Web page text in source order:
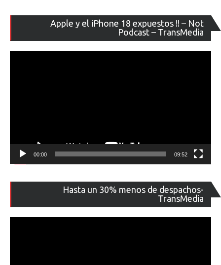
Apple y el iPhone 18 expuestos !! – Not
Podcast – TransMedia
de
00:00 09:52
Hasta un 30% menos de despachos-
TransMedia
de